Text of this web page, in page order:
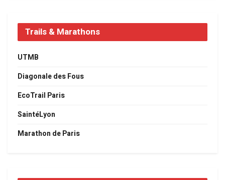
Trails & Marathons
UTMB
Diagonale des Fous
EcoTrail Paris
SaintéLyon
Marathon de Paris